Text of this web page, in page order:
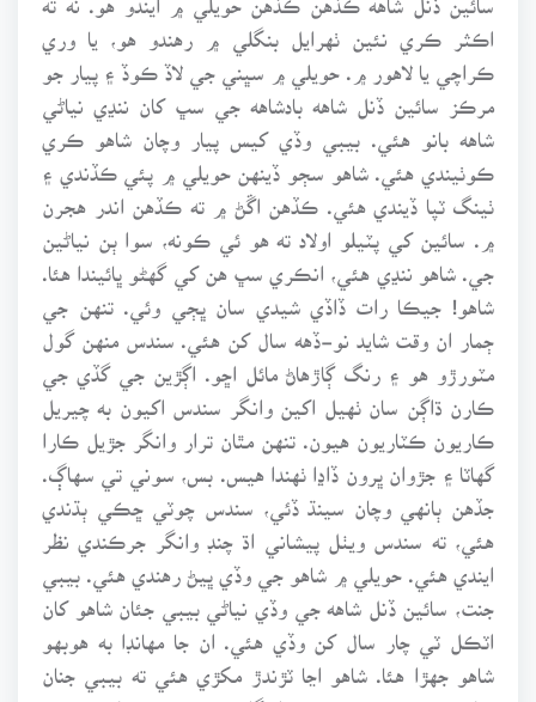
اڪثر ڪري نئين ٺهرايل بنگلي ۾ رهندو هو، يا وري
ڪراچي يا لاهور ۾. حويلي ۾ سڀني جي لاڏ ڪوڏ ۽ پيار جو
مرڪز سائين ڏنل شاهه بادشاهه جي سڀ کان ننڍي نياڻي
شاهه بانو هئي. بيبي وڏي کيس پيار وچان شاهو ڪري
ڪوٺيندي هئي. شاهو سڄو ڏينهن حويلي ۾ پئي ڪڏندي ۽
ٺينگ ٽپا ڏيندي هئي. ڪڏهن اڱڻ ۾ ته ڪڏهن اندر هجرن
۾. سائين کي پٽيلو اولاد ته هو ئي ڪونه، سوا ٻن نياڻين
جي. شاهو ننڍي هئي، انڪري سڀ هن کي گهڻو ڀائيندا هئا.
شاهو! جيڪا رات ڏاڏي شيدي سان ڀڄي وئي. تنهن جي
ڄمار ان وقت شايد نو-ڏهه سال کن هئي. سندس منهن گول
مٽورڙو هو ۽ رنگ ڳاڙهاڻ مائل اڇو. اڳڙين جي گڏي جي
ڪارن ڌاڳن سان ٺهيل اکين وانگر سندس اکيون به چيريل
ڪاريون ڪٽاريون هيون. تنهن مٿان ترار وانگر جڙيل ڪارا
گهاٽا ۽ جڙوان ڀرون ڏاڍا ٺهندا هيس. بس، سوني تي سهاڳ.
جڏهن ٻانهي وچان سينڌ ڏئي، سندس چوٽي ڇڪي ٻڌندي
هئي، ته سندس ويٺل پيشاني اڌ چنڊ وانگر جرڪندي نظر
ايندي هئي. حويلي ۾ شاهو جي وڏي ڀيڻ رهندي هئي. بيبي
جنت، سائين ڏنل شاهه جي وڏي نياڻي بيبي جئان شاهو کان
اٽڪل ٽي چار سال کن وڏي هئي. ان جا مهانڊا به هوبهو
شاهو جهڙا هئا. شاهو اڃا ٽڙندڙ مکڙي هئي ته بيبي جنان
بهار ۾ جوڀن تي رسندڙ ٽڙيل گل. جنهن جيون، نازڪ، نرم